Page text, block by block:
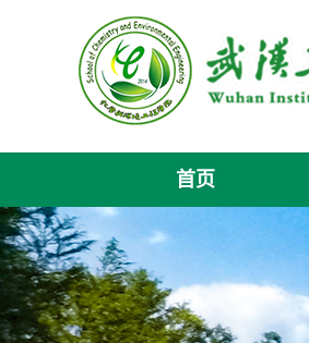
首页